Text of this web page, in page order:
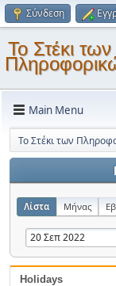
Σύνδεση
Το Στέκι των
Main Menu
Το Στέκι των
Λίστα Μήνας
Holidays